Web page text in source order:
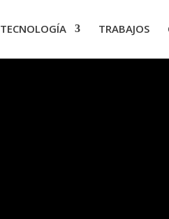
TECNOLOGÍA TRABAJOS